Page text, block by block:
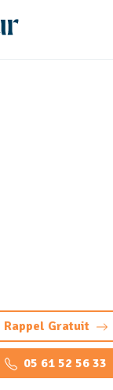
Rappel Gratuit
05 61 52 56 33